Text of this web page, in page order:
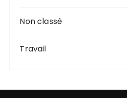
Non classé
Travail